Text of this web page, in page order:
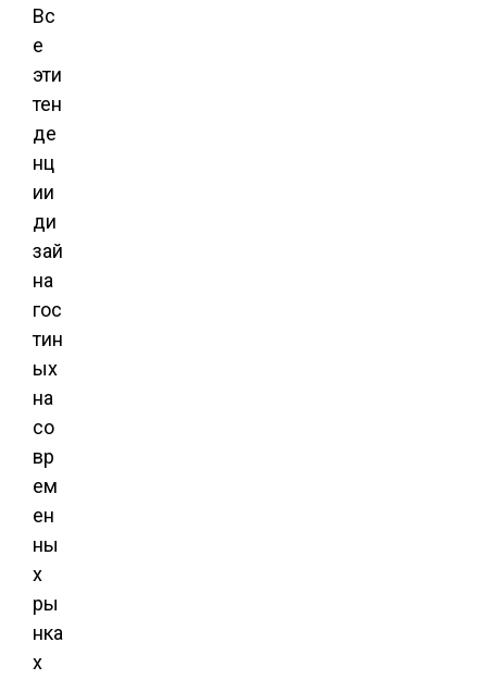
Вс
е
эти
тен
де
нц
ии
ди
зай
на
гос
тин
ых
на
со
вр
ем
ен
ны
х
ры
нка
х